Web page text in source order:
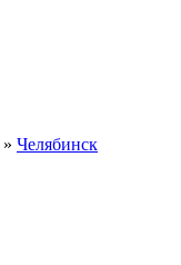
» Челябинск